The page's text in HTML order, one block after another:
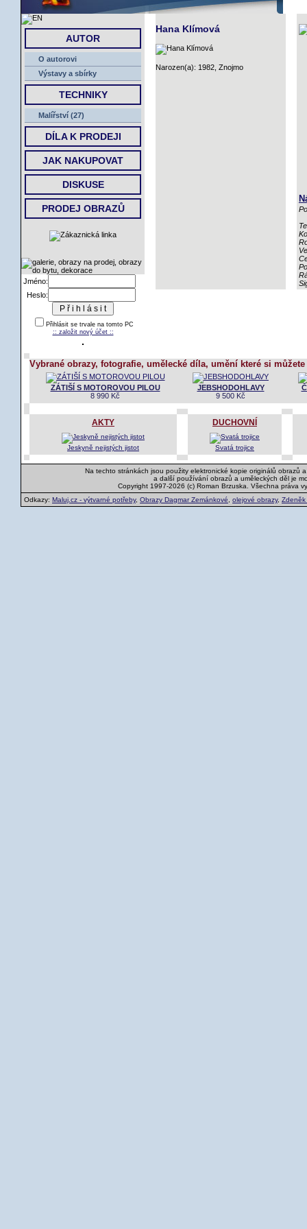
AUTOR
O autorovi
Výstavy a sbírky
TECHNIKY
Malířství (27)
DÍLA K PRODEJI
JAK NAKUPOVAT
DISKUSE
PRODEJ OBRAZŮ
Jméno:
Heslo:
Přihlásit se trvale na tomto PC
:: založit nový účet ::
Hana Klímová
Narozen(a): 1982, Znojmo
Vybrané obrazy, fotografie, umělecké díla, umění které si
ZÁTIŠÍ S MOTOROVOU PILOU
8 990 Kč
JEBSHODOHLAVY
9 500 Kč
AKTY
Jeskyně nejistých jistot
DUCHOVNÍ
Svatá trojice
Na techto stránkách jsou použity elektronické kopie originálů obrazů
a další používání obrazů a uměleckých děl je
Copyright 1997-2026 (c) Roman Brzuska. Všechna práva
Odkazy: Maluj.cz - výtvarné potřeby, Obrazy Dagmar Zemánkové olejové obrazy, Zdeněk